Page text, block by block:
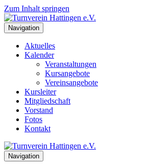
Zum Inhalt springen
Navigation
Aktuelles
Kalender
Veranstaltungen
Kursangebote
Vereinsangebote
Kursleiter
Mitgliedschaft
Vorstand
Fotos
Kontakt
Navigation